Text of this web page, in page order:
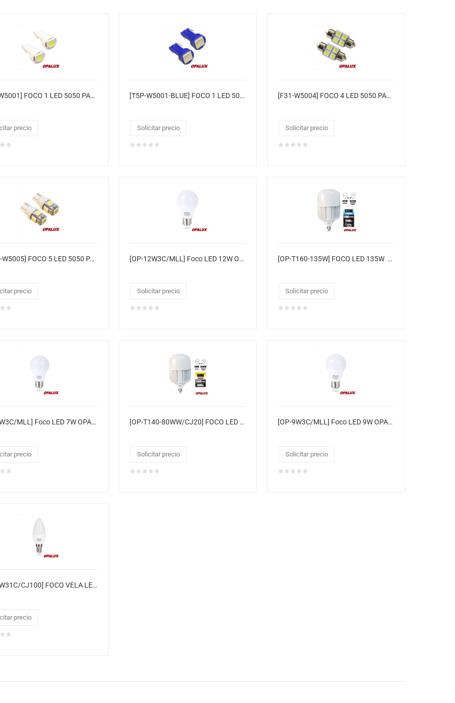
[T5P-W5001] FOCO 1 LED 5050 PARA CARRO
precio
[T5P-W5001-BLUE] FOCO 1 LED 5050 PARA CARRO
Solicitar precio
[F31-W5004] FOCO 4 LED 5050 PARA CARRO
Solicitar precio
[T10P-W5005] FOCO 5 LED 5050 PARA CARRO
precio
[OP-12W3C/MLL] Foco LED 12W OPALUX MILLAR
Solicitar precio
[OP-T160-135W] FOCO LED 135W Temp. de Color: 7200K
Solicitar precio
[OP-7W3C/MLL] Foco LED 7W OPALUX MILLAR
precio
[OP-T140-80WW/CJ20] FOCO LED 80W Temp. de Color: 3000K
Solicitar precio
[OP-9W3C/MLL] Foco LED 9W OPALUX MILLAR
Solicitar precio
[OP-7W31C/CJ100] FOCO VELA LED 7W "OPALUX" 100-240V BLANCO 520LM 7000K E14 CJX100
precio